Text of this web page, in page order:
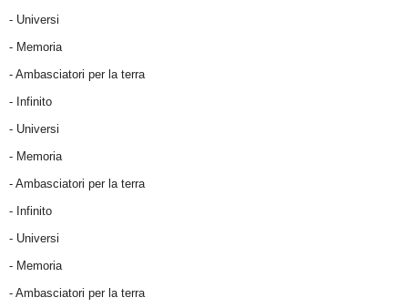
- Universi
- Memoria
- Ambasciatori per la terra
- Infinito
- Universi
- Memoria
- Ambasciatori per la terra
- Infinito
- Universi
- Memoria
- Ambasciatori per la terra